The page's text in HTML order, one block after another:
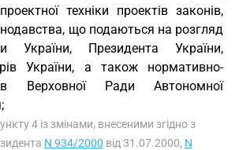
техніки проектів законів,
що подаються на розгляд
України, Президента України,
України, а також нормативно-
Верховної Ради Автономної
4 із змінами, внесеними згідно з
N 934/2000 від 31.07.2000, N